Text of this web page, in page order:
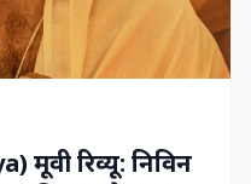
मूवी रिव्यू: निविन